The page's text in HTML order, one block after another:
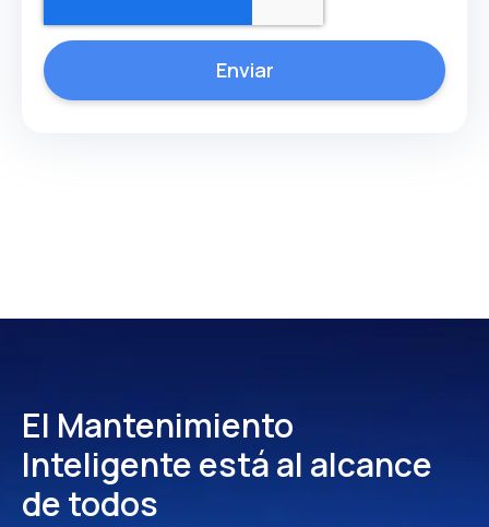
El Mantenimiento
Inteligenteestá al alcance
de todos